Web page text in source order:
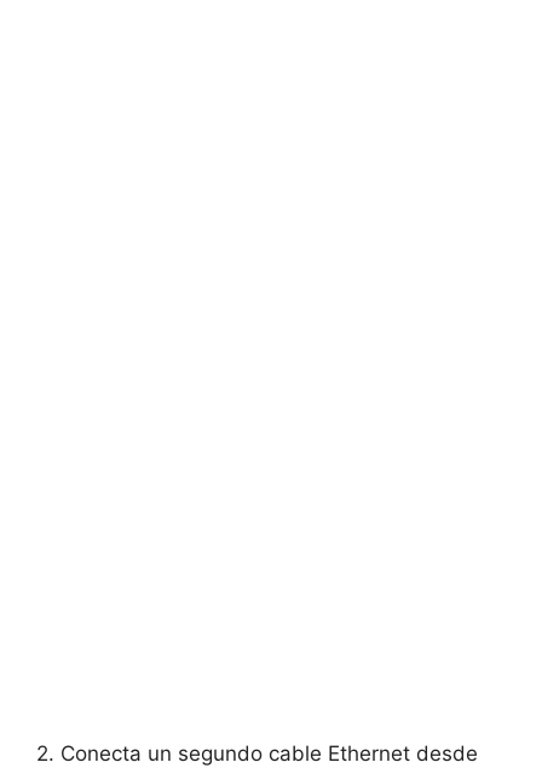
2. Conecta un segundo cable Ethernet desde